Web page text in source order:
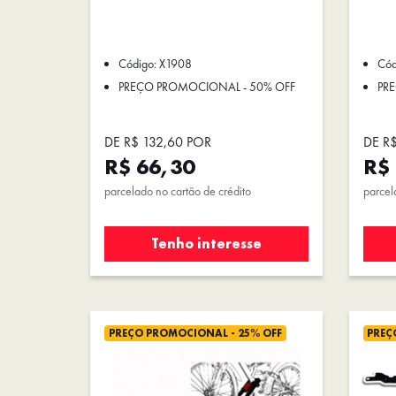
Código: X1908
PREÇO PROMOCIONAL - 50% OFF
DE R$ 132,60 POR
R$ 66,30
parcelado no cartão de crédito
Tenho interesse
DE
PREÇO PROMOCIONAL - 25% OFF